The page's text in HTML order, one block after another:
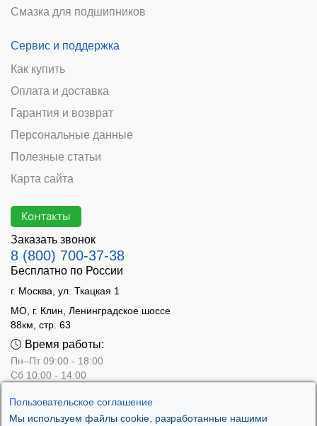
Пользовательское соглашение
Мы используем файлы cookie, разработанные нашими
Смазка для подшипников
Сервис и поддержка
Как купить
Оплата и доставка
Гарантия и возврат
Персональные данные
Полезные статьи
Карта сайта
Контакты
Заказать звонок
8 (800) 700-37-38
Бесплатно по России
г. Москва, ул. Ткацкая 1
МО, г. Клин, Ленинградское шоссе
88км, стр. 63
Время работы:
Пн–Пт 09:00 - 18:00
Сб 10:00 - 14:00